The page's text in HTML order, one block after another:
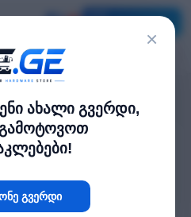
×
ახალი გვერდი,
გვერდი
2 მყარი დისკი